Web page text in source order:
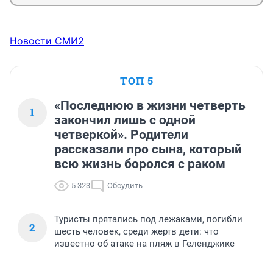
Новости СМИ2
ТОП 5
1
«Последнюю в жизни четверть
закончил лишь с одной
четверкой». Родители
рассказали про сына, который
всю жизнь боролся с раком
5 323 Обсудить
2
Туристы прятались под лежаками, погибли
шесть человек, среди жертв дети: что
известно об атаке на пляж в Геленджике